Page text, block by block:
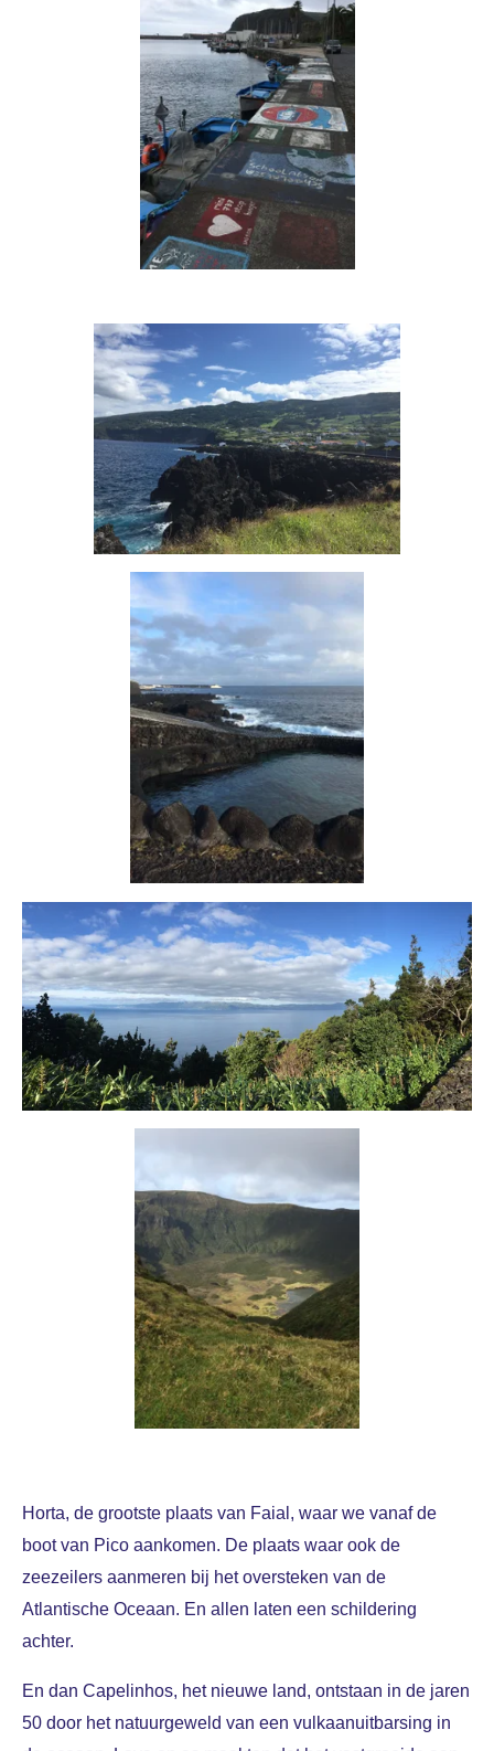
Horta, de grootste plaats van Faial, waar we vanaf de
boot van Pico aankomen. De plaats waar ook de
zeezeilers aanmeren bij het oversteken van de
Atlantische Oceaan. En allen laten een schildering
achter.
En dan Capelinhos, het nieuwe land, ontstaan in de jaren
50 door het natuurgeweld van een vulkaanuitbarsing in